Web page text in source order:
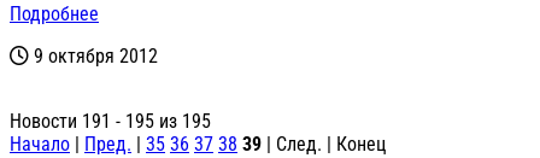
Подробнее
9 октября 2012
Новости 191 - 195 из 195
Начало | Пред. | 35 36 37 38 39 | След. | Конец